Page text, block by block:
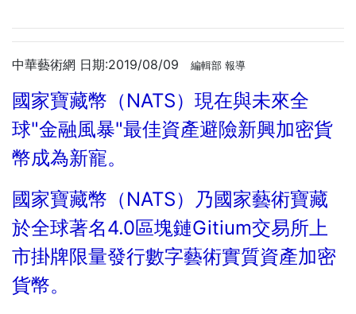
中華藝術網 日期:2019/08/09 編輯部 報導
國家寶藏幣（NATS）現在與未來全
球"金融風暴"最佳資產避險新興加密貨
幣成為新寵。
國家寶藏幣（NATS）乃國家藝術寶藏
於全球著名4.0區塊鏈Gitium交易所上
市掛牌限量發行數字藝術實質資產加密
貨幣。